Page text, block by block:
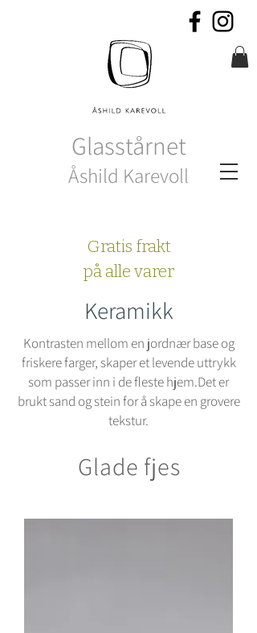
Glasstårnet
Åshild Karevoll
Gratis frakt
på alle varer
Keramikk
Kontrasten mellom en jordnær base og
friskere farger, skaper et levende uttrykk
som passer inn i de fleste hjem.Det er
brukt sand og stein for å skape en grovere
tekstur.
Glade fjes